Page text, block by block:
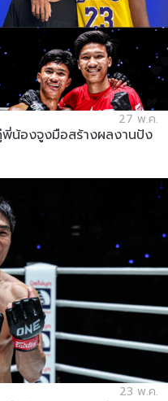
27 พ.ค.
น้องจูงมือสร้างผลงานปัง
23 พ.ค.